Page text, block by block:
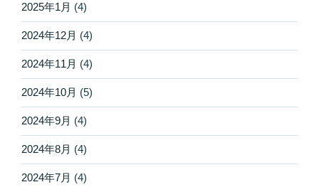
2025年1月 (4)
2024年12月 (4)
2024年11月 (4)
2024年10月 (5)
2024年9月 (4)
2024年8月 (4)
2024年7月 (4)